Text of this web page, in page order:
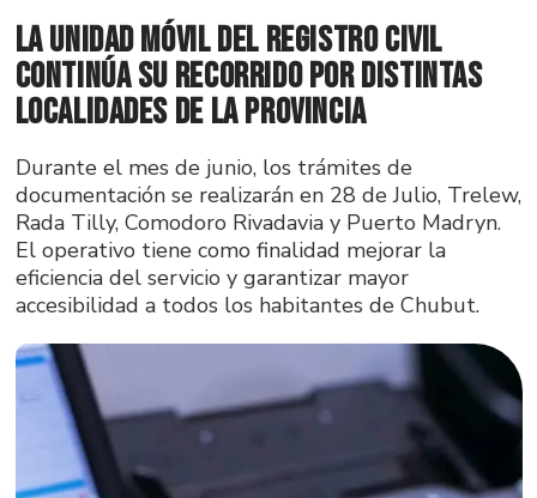
La Unidad Móvil del Registro Civil
continúa su recorrido por distintas
localidades de la provincia
Durante el mes de junio, los trámites de
documentación se realizarán en 28 de Julio, Trelew,
Rada Tilly, Comodoro Rivadavia y Puerto Madryn.
El operativo tiene como finalidad mejorar la
eficiencia del servicio y garantizar mayor
accesibilidad a todos los habitantes de Chubut.